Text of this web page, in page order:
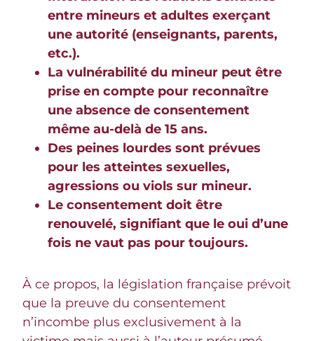
entre mineurs et adultes exerçant
une autorité (enseignants, parents,
etc.).
La vulnérabilité du mineur peut être
prise en compte pour reconnaître
une absence de consentement
même au-delà de 15 ans.
Des peines lourdes sont prévues
pour les atteintes sexuelles,
agressions ou viols sur mineur.
Le consentement doit être
renouvelé, signifiant que le oui d’une
fois ne vaut pas pour toujours.
À ce propos, la législation française prévoit
que la preuve du consentement
n’incombe plus exclusivement à la